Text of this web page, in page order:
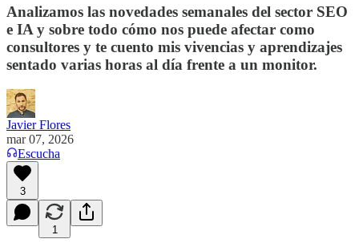
Analizamos las novedades semanales del sector SEO
e IA y sobre todo cómo nos puede afectar como
consultores y te cuento mis vivencias y aprendizajes
sentado varias horas al día frente a un monitor.
Javier Flores
mar 07, 2026
Escucha
3
1